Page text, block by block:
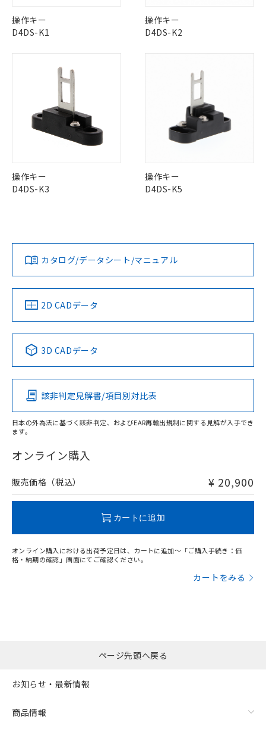
"対応済み"や非含有の記載がされた商品であっても、流通
在庫等で未対応品が混在する可能性があります。
非含有品が必要な際は、弊社営業部門もしくは販売店へお
問い合わせください。
操作キー
D4DS-K1
操作キー
D4DS-K2
操作キー
D4DS-K3
操作キー
D4DS-K5
カタログ/データシート/マニュアル
2D CADデータ
3D CADデータ
該非判定見解書/項目別対比表
日本の外為法に基づく該非判定、およびEAR再輸出規制に関する見解が入手でき
ます。
オンライン購入
販売価格（税込） ¥ 20,900
カートに追加
オンライン購入における出荷予定日は、カートに追加～「ご購入手続き：価
格・納期の確認」画面にてご確認ください。
カートをみる
本サービスは、当社制御機器事業取扱
商品の当社在庫状況および標準価格
(税抜)を提供させていただくもので
当社制御機器事業取扱商品の中には、
本サービスの対象外となる商品もある
ことをご了承ください。
在庫状況および標準価格照会結果は、
記載している更新日時点での社内デー
タに基づき作成されるものであり、閲
覧された時点での実際の在庫および標
準価格とは異なる場合があることをご
様のお取引先、またはお客様担当のオ
ムロン制御機器販売店・当社販売員に
ください。
在庫状況および標準価格結果を当社の
ビス）をご利用いただくには、I-Web
メンバーズにご登録されている必要が
あります。
お客様が当ウェブサイト上で当社にご
登録された部品リストについて、当社
および当社の共同利用者が、当社の製
品・サービスに関するお客様との取
引・商談に必要な範囲で利用すること
※当社の共同利用者とは、"個人情報
指します。
非含有の対応状況を調査中または確認中の
非該当品：ライセンス料など無形物で、有
害物質有無と関係のない商品です。
いたものが、含有品と判明した場合などや
むを得ず変更することがあります。
*EU RoHS指令（10物質）：
鉛(Pb) 1000ppm以下、 水銀(Hg) 1000ppm以下、 カド
ミウム(Cd) 100ppm以下、
六価クロム(Cr(Ⅵ)) 1000ppm以下、ポリ臭化ビフェニル
類(PBB) 1000ppm以下、ポリ臭化ジフェニルエーテル類
ルベンジル（BBP） 1000ppm以下、フタル酸ジブチル
（DBP） 1000ppm以下、フタル酸ジイソブチル
(DIBP) 1000ppm以下
※2 対応予定月
部品在庫の切り替え状況などにより、予定
月が前後することがあります。
※3 非含有証明書ダウンロード
下記の非含有証明書をダウンロードするこ
とができます。
EU RoHS指令（10物質）の非含有証明書
51物質の非含有証明書（当社基準）
るもので、過去に遡って非含有を証明する
ものではありません。
また、RoHS指令のフタル酸エステル類４
物質の対応では、対応完了までの期間は出
荷製品に未対応品が混在することから備考
欄に対応日を記載しておりました。
り、2022年1月12日より割愛しておりま
す。
「○」：最大均質材料含有率が中国RoHSの
基準値を超えていることを示します。
「－」：未確認です。当社販売部門へお問
い合わせください。
*中国RoHS10物質の基準値 (GB/T26572)：
Pb(鉛) :1000ppm、 Hg(水銀) : 1000ppm、 Cd(カドミウ
ム) : 100ppm、
DBP(フタル酸ジブチル) : 1000ppm、 DIBP(フタル酸ジ
イソブチル) : 1000ppm、 BBP(フタル酸ブチルベンジ
ル) : 1000ppm、
※2 環境保護使用期限
「ｅ」：有害物質（10物質）のすべてが基
準値以下であることを示します。
「10」：通常の使用状況下において有害物
質が外部に漏えいし、環境に深刻な影響を
当社は、これら貴社製品のうち、外国
為替および外国貿易法に定める商品
（以下｢規制貨物等」という）を輸出
または国外への提供する場合は、日本
国政府の輸出許可(または役務取引許
可)を取得するなどの必要な手続きを
当社は規制貨物を破棄する場合は、完
全に破砕するなど、違法に輸出されな
いよう必要な手段を講じます。
使用いたしません。
当社は、貴社製品を第三者に販売する
場合は、上記1、2および3の内容を当
該第三者に通知します。また当社は、
販売先および販売に係わる関係者が違
法に輸出するおそれがある場合は、取
合意する
説明
○ 一定数以上の在庫あり
一定数には満たないが在庫あり
たはお客様担当のオムロン制御
機器販売店・当社販売員にご確
認ください)
白
情報を公開していない機種
ページ先頭へ戻る
お知らせ・最新情報
商品情報